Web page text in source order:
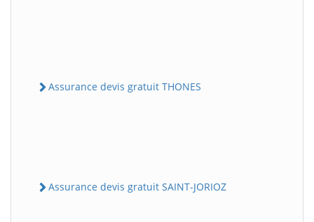
Assurance devis gratuit THONES
Assurance devis gratuit SAINT-JORIOZ